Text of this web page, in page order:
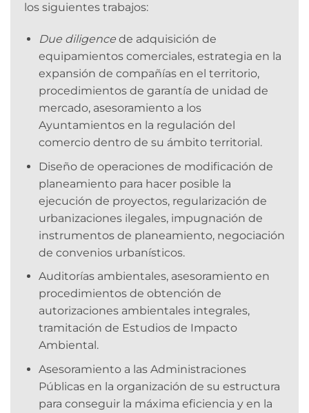
los siguientes trabajos:
Due diligencede adquisición de
equipamientos comerciales, estrategia en la
expansión de compañías en el territorio,
procedimientos de garantía de unidad de
mercado, asesoramiento a los
Ayuntamientos en la regulación del
comercio dentro de su ámbito territorial.
Diseño de operaciones de modificación de
planeamiento para hacer posible la
ejecución de proyectos, regularización de
urbanizaciones ilegales, impugnación de
instrumentos de planeamiento, negociación
de convenios urbanísticos.
Auditorías ambientales, asesoramiento en
procedimientos de obtención de
autorizaciones ambientales integrales,
tramitación de Estudios de Impacto
Ambiental.
Asesoramiento a las Administraciones
Públicas en la organización de su estructura
para conseguir la máxima eficiencia y en la